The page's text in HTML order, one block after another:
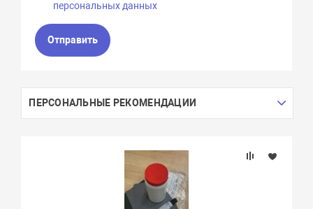
персональных данных
Отправить
ПЕРСОНАЛЬНЫЕ РЕКОМЕНДАЦИИ